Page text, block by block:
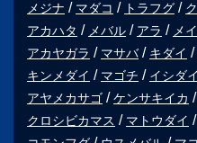
メジナ
マダコ トラフグ
アカハタ
メバル アラ メ
アカヤガラ
マサバ キダイ
キンメダイ
マゴチ イシダイ
アヤメカサゴ
ケンサキイカ
クロシビカマス
マトウダイ